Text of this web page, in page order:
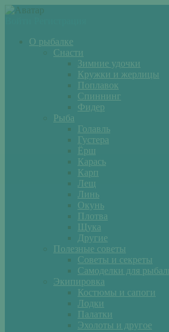
О рыбалке
Снасти
Зимние удочки
Кружки и жерлицы
Поплавок
Спиннинг
Фидер
Рыба
Голавль
Густера
Ёрш
Карась
Карп
Лещ
Линь
Окунь
Плотва
Щука
Другие
Полезные советы
Советы и секреты
Самоделки для
Экипировка
Костюмы и сапоги
Лодки
Палатки
Эхолоты и другое